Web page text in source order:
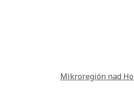
Mikroregión nad